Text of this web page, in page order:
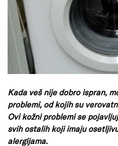
Kada veš nije dobro ispran,
problemi, od kojih su
Ovi kožni problemi se
svih ostalih koji imaju
alergijama.